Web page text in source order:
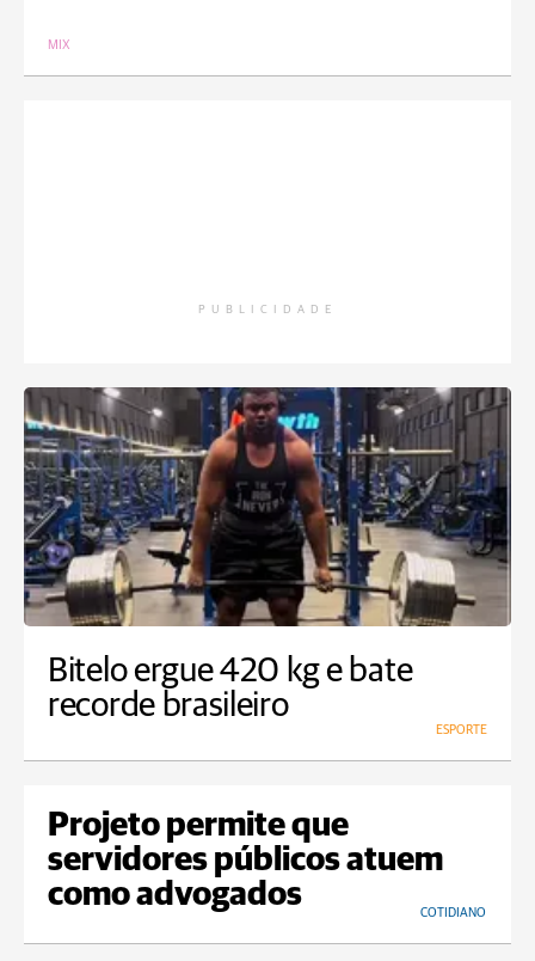
MIX
PUBLICIDADE
Bitelo ergue 420 kg e bate
recorde brasileiro
ESPORTE
Projeto permite que
servidores públicos atuem
como advogados
COTIDIANO